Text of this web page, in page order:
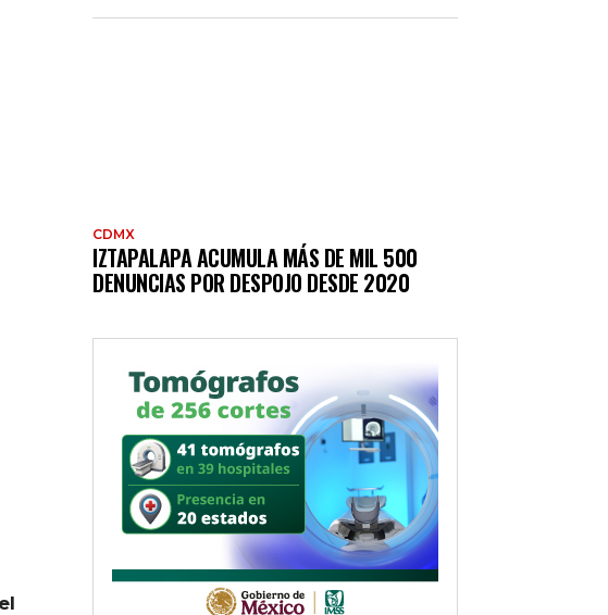
CDMX
IZTAPALAPA ACUMULA MÁS DE MIL 500
DENUNCIAS POR DESPOJO DESDE 2020